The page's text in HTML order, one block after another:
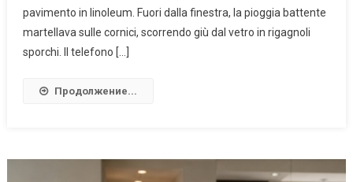
pavimento in linoleum. Fuori dalla finestra, la pioggia battente
martellava sulle cornici, scorrendo giù dal vetro in rigagnoli
sporchi. Il telefono […]
Продолжение...